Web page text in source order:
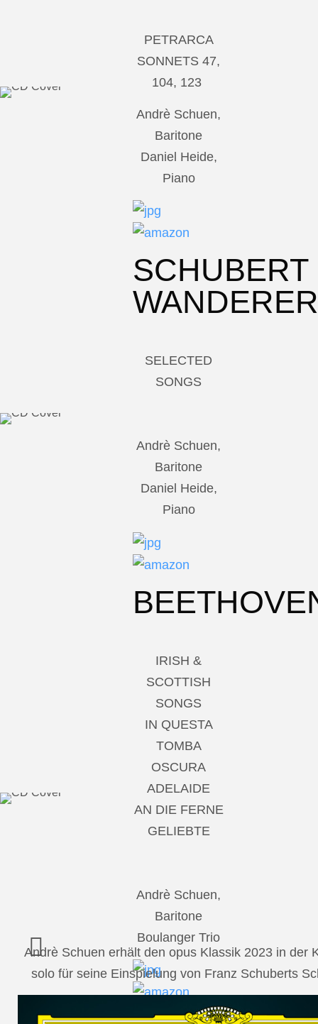
PETRARCA
SONNETS 47,
104, 123
Andrè Schuen,
Baritone
Daniel Heide,
Piano
SCHUBERT
WANDERER
SELECTED
SONGS
Andrè Schuen,
Baritone
Daniel Heide,
Piano
IRISH &
SCOTTISH
SONGS
IN QUESTA
TOMBA
OSCURA
ADELAIDE
AN DIE FERNE
GELIEBTE
Andrè Schuen,
Baritone
Boulanger Trio
Andrè Schuen erhält den opus Klassik 2023 in der
solo für seine Einspielung von Franz Schuberts